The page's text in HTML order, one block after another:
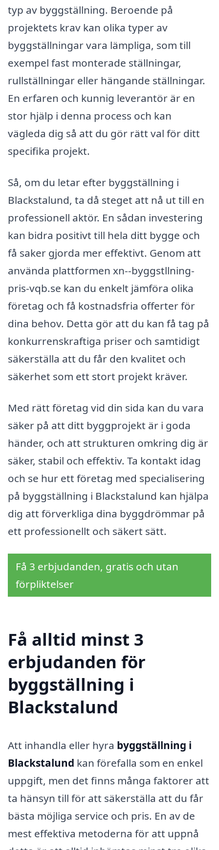
typ av byggställning. Beroende på
projektets krav kan olika typer av
byggställningar vara lämpliga, som till
exempel fast monterade ställningar,
rullställningar eller hängande ställningar.
En erfaren och kunnig leverantör är en
stor hjälp i denna process och kan
vägleda dig så att du gör rätt val för ditt
specifika projekt.
Så, om du letar efter byggställning i
Blackstalund, ta då steget att nå ut till en
professionell aktör. En sådan investering
kan bidra positivt till hela ditt bygge och
få saker gjorda mer effektivt. Genom att
använda plattformen xn--byggstllning-
pris-vqb.se kan du enkelt jämföra olika
företag och få kostnadsfria offerter för
dina behov. Detta gör att du kan få tag på
konkurrenskraftiga priser och samtidigt
säkerställa att du får den kvalitet och
säkerhet som ett stort projekt kräver.
Med rätt företag vid din sida kan du vara
säker på att ditt byggprojekt är i goda
händer, och att strukturen omkring dig är
säker, stabil och effektiv. Ta kontakt idag
och se hur ett företag med specialisering
på byggställning i Blackstalund kan hjälpa
dig att förverkliga dina byggdrömmar på
ett professionellt och säkert sätt.
Få 3 erbjudanden, gratis och utan
förpliktelser
Få alltid minst 3
erbjudanden för
byggställning i
Blackstalund
Att inhandla eller hyra byggställning i
Blackstalund kan förefalla som en enkel
uppgift, men det finns många faktorer att
ta hänsyn till för att säkerställa att du får
bästa möjliga service och pris. En av de
mest effektiva metoderna för att uppnå